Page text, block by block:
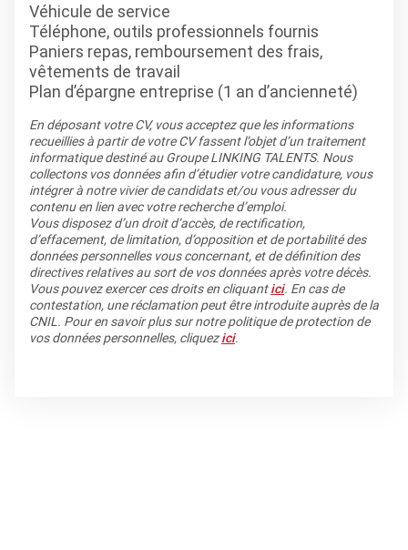
Véhicule de service
Téléphone, outils professionnels fournis
Paniers repas, remboursement des frais,
vêtements de travail
Plan d’épargne entreprise (1 an d’ancienneté)
En déposant votre CV, vous acceptez que les informations
recueillies à partir de votre CV fassent l’objet d’un traitement
informatique destiné au Groupe LINKING TALENTS. Nous
collectons vos données afin d’étudier votre candidature, vous
intégrer à notre vivier de candidats et/ou vous adresser du
contenu en lien avec votre recherche d’emploi.
Vous disposez d’un droit d’accès, de rectification,
d’effacement, de limitation, d’opposition et de portabilité des
données personnelles vous concernant, et de définition des
directives relatives au sort de vos données après votre décès.
Vous pouvez exercer ces droits en cliquantici. En cas de
contestation, une réclamation peut être introduite auprès de la
CNIL. Pour en savoir plus sur notre politique de protection de
vos données personnelles, cliquezici.